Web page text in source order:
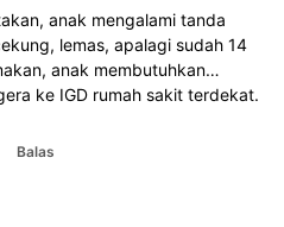
anak mengalami tanda
lemas, apalagi sudah 14
anak membutuhkan
ke IGD rumah sakit terdekat.
Balas